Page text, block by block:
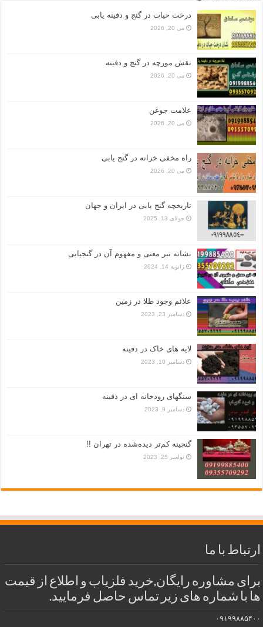
درخت حیات در گنج و دفینه یابی
می 20, 2026
نقش مورچه در گنج و دفینه
می 20, 2026
علامت جوغن
می 20, 2026
راه مخفی خزانه در گنج یابی
می 20, 2026
تاریخچه گنج‌ یابی در ایران و جهان
جولای 13, 2025
نشانه تبر معنی و مفهوم آن در گنجیابی
ژانویه 14, 2024
علائم وجود طلا در زمین
دسامبر 23, 2023
لایه های خاک در دفینه
دسامبر 10, 2023
سنگهای رودخانه ای در دفینه
دسامبر 9, 2023
گنجینه کم‌تر دیده‌شده در تهران !!
نوامبر 25, 2023
ارتباط با ما
برای مشاوره رایگان,خرید فلزیاب و اطلاع از قیمت
ها با شماره های زیر تماس حاصل فرمایید.
۰۹۱۹۹۸۸۵۴۰۰